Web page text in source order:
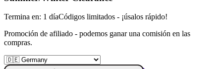
Termina en: 1 díaCódigos limitados - ¡úsalos rápido!
Promoción de afiliado - podemos ganar una comisión en las
compras.